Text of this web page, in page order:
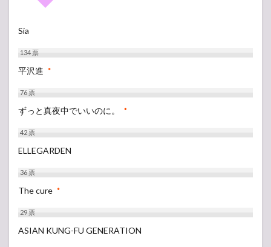
Sia
134票
平沢進 *
76票
ずっと真夜中でいいのに。 *
42票
ELLEGARDEN
36票
The cure *
29票
ASIAN KUNG-FU GENERATION